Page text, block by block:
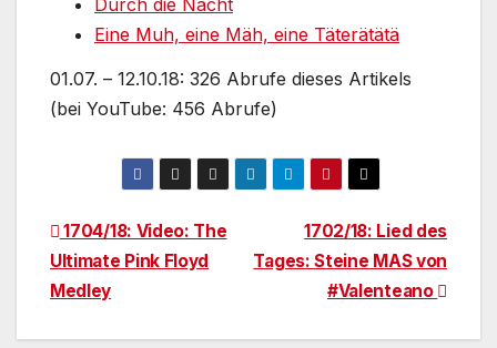
Durch die Nacht
Eine Muh, eine Mäh, eine Täterätätä
01.07. – 12.10.18: 326 Abrufe dieses Artikels
(bei YouTube: 456 Abrufe)
Beitragsnavigation1702/18: Lied des
Tages: Steine MAS von
#Valenteano
1704/18: Video: The
Ultimate Pink Floyd
Medley